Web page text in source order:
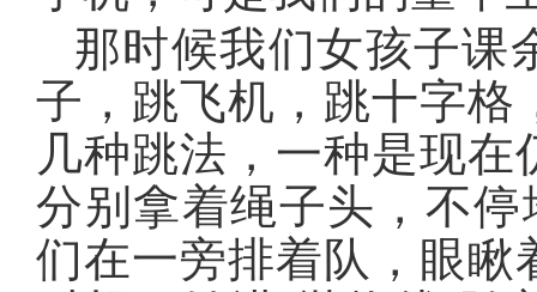
那时候我们女孩子课
子，跳飞机，跳十字格
几种跳法，一种是现
分别拿着绳子头，不停
们在一旁排着队，眼瞅